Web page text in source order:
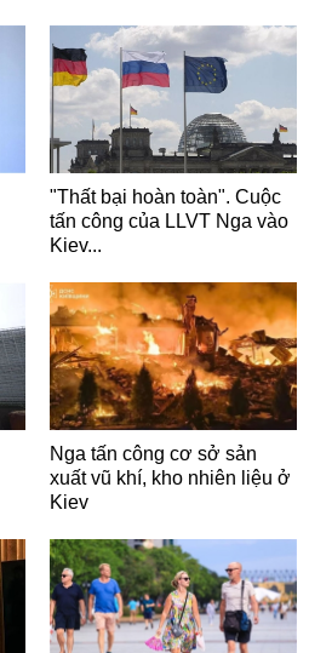
"Thất bại hoàn toàn". Cuộc
tấn công của LLVT Nga vào
Kiev...
Nga tấn công cơ sở sản
xuất vũ khí, kho nhiên liệu ở
Kiev